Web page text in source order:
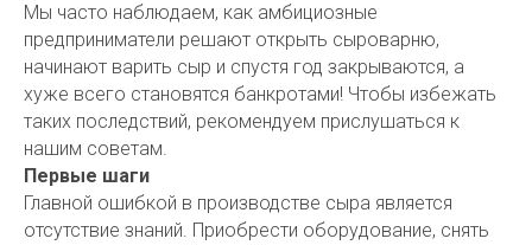
Мы часто наблюдаем, как амбициозные
предприниматели решают открыть сыроварню,
начинают варить сыр и спустя год закрываются, а
хуже всего становятся банкротами! Чтобы избежать
таких последствий, рекомендуем прислушаться к
нашим советам.
Первые шаги
Главной ошибкой в производстве сыра является
отсутствие знаний. Приобрести оборудование, снять